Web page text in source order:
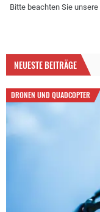
Bitte beachten Sie unsere
NEUESTE BEITRÄGE
DRONEN UND QUADCOPTER